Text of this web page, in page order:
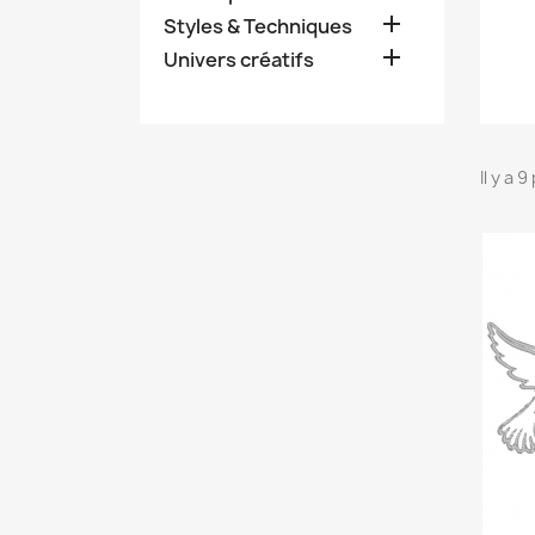
Styles & Techniques 
Univers créatifs 
Il y a